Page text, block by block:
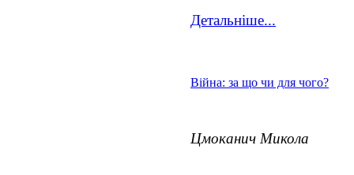
Детальніше...
Війна: за що чи для чого?
Цмоканич Микола